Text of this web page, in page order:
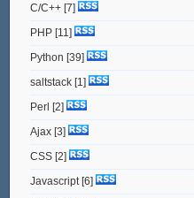
C/C++[7]
PHP[11]
Python [39]
saltstack[1]
Perl [2]
Ajax[3]
CSS[2]
Javascript[6]